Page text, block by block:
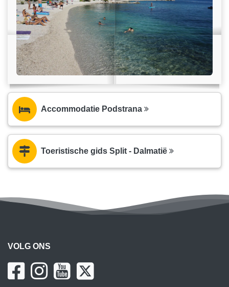
Accommodatie Podstrana
Toeristische gids Split - Dalmatië
VOLG ONS